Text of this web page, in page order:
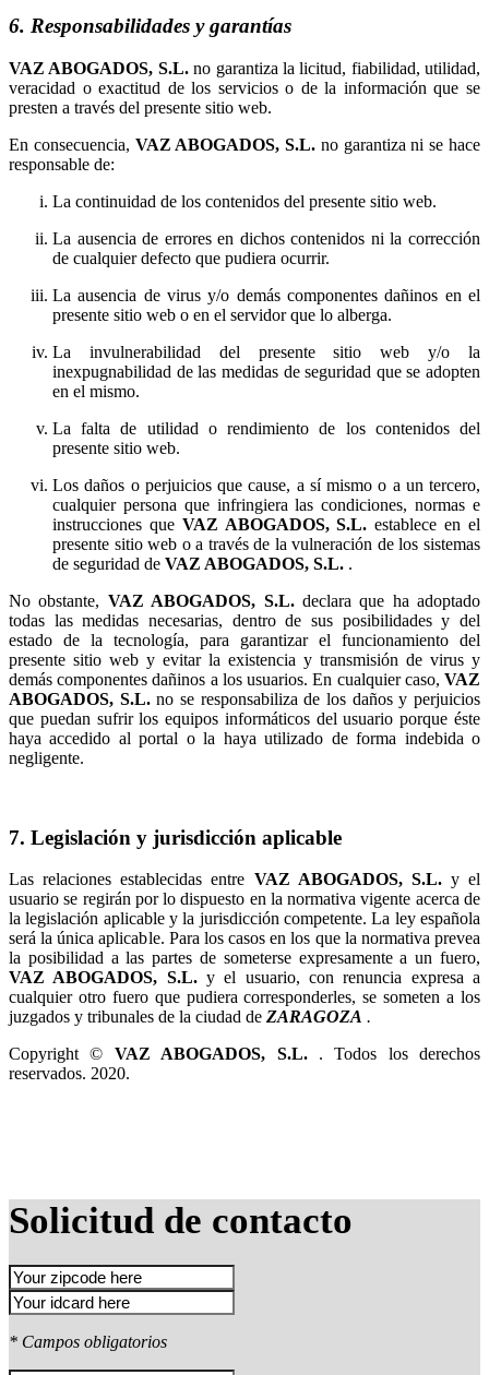
6. Responsabilidades y garantías
no garantiza la licitud, fiabilidad, utilidad,
veracidad o exactitud de los servicios o de la información que se
presten a través del presente sitio web.
En consecuencia,
no garantiza ni se hace
responsable de:
La continuidad de los contenidos del presente sitio web.
La ausencia de errores en dichos contenidos ni la corrección
de cualquier defecto que pudiera ocurrir.
La ausencia de virus y/o demás componentes dañinos en el
presente sitio web o en el servidor que lo alberga.
La invulnerabilidad del presente sitio web y/o la
inexpugnabilidad de las medidas de seguridad que se adopten
en el mismo.
La falta de utilidad o rendimiento de los contenidos del
presente sitio web.
Los daños o perjuicios que cause, a sí mismo o a un tercero,
cualquier persona que infringiera las condiciones, normas e
instrucciones que
establece en el
presente sitio web o a través de la vulneración de los sistemas
de seguridad de
.
No obstante,
declara que ha adoptado
todas las medidas necesarias, dentro de sus posibilidades y del
estado de la tecnología, para garantizar el funcionamiento del
presente sitio web y evitar la existencia y transmisión de virus y
demás componentes dañinos a los usuarios. En cualquier caso,
no se responsabiliza de los daños y perjuicios
que puedan sufrir los equipos informáticos del usuario porque éste
haya accedido al portal o la haya utilizado de forma indebida o
negligente.
7. Legislación y jurisdicción aplicable
Las relaciones establecidas entre
y el
usuario se regirán por lo dispuesto en la normativa vigente acerca de
la legislación aplicable y la jurisdicción competente. La ley española
será la única aplicable. Para los casos en los que la normativa prevea
la posibilidad a las partes de someterse expresamente a un fuero,
y el usuario, con renuncia expresa a
cualquier otro fuero que pudiera corresponderles, se someten a los
juzgados y tribunales de la ciudad de
.
Copyright ©
. Todos los derechos
reservados. 2020.
Solicitud de contacto
* Campos obligatorios